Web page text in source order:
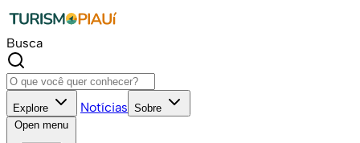
Busca
Explore Notícias Sobre
Open menu